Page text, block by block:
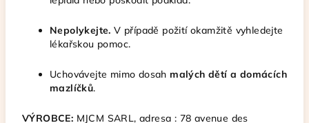
Nepolykejte. V případě požití okamžitě vyhledejte
lékařskou pomoc.
Uchovávejte mimo dosahmalých dětí a domácích
mazlíčků.
VÝROBCE: MJCM SARL, adresa : 78 avenue des